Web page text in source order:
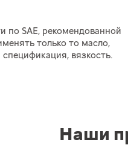
по SAE, рекомендованной
только то масло,
вязкость.
Наши